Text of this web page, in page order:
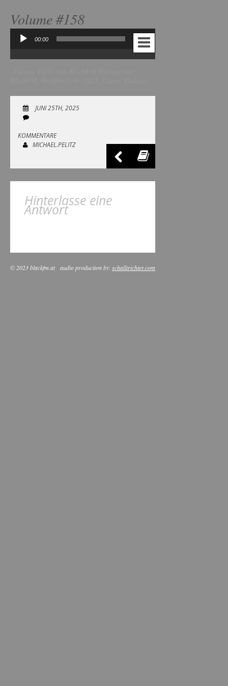
Volume #158
Audio-
00:00 00:00
JUNI 25TH, 2025
KOMMENTARE
MICHAEL.PELITZ
Hinterlasse eine
Antwort
© 2023 blackfm.at audio production by: schalltrichter.com